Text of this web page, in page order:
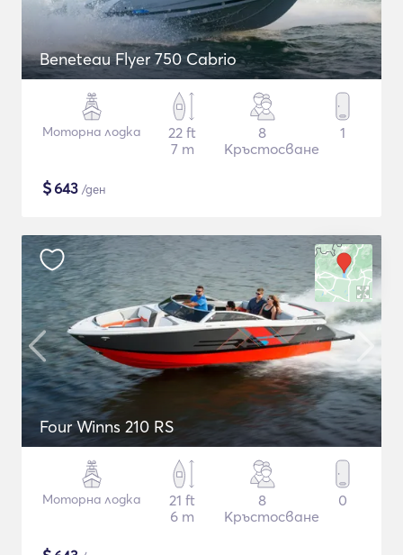
Beneteau Flyer 750 Cabrio
Моторна лодка
22 ft
7 m
8
Кръстосване
1
$643 /ден
Four Winns 210 RS
Моторна лодка
21 ft
6 m
8
Кръстосване
0